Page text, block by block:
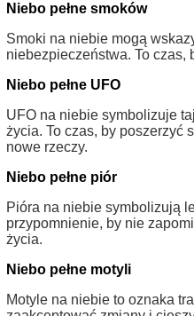
Niebo pełne smoków
Smoki na niebie mogą
niebezpieczeństwa. To czas,
Niebo pełne UFO
UFO na niebie symbolizuje
życia. To czas, by poszerzyć
nowe rzeczy.
Niebo pełne piór
Pióra na niebie symbolizują
przypomnienie, by nie
życia.
Niebo pełne motyli
Motyle na niebie to oznaka